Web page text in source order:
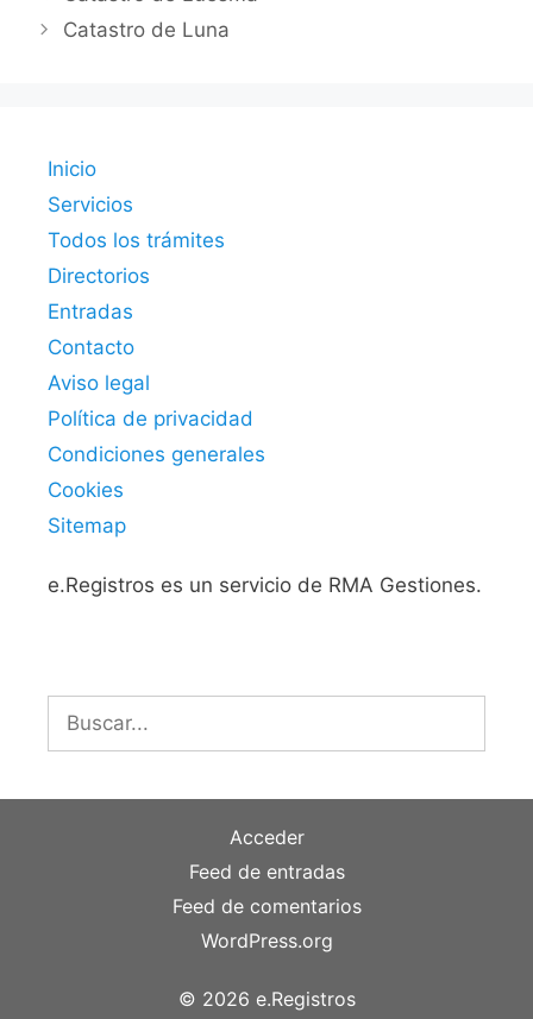
Catastro de Luna
Inicio
Servicios
Todos los trámites
Directorios
Entradas
Contacto
Aviso legal
Política de privacidad
Condiciones generales
Cookies
Sitemap
e.Registros es un servicio de RMA Gestiones.
Acceder
Feed de entradas
Feed de comentarios
WordPress.org
© 2026 e.Registros